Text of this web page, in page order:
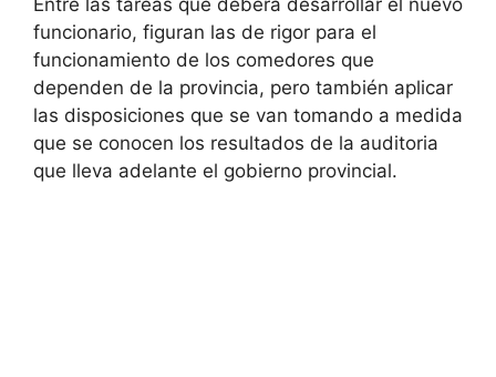
Entre las tareas que deberá desarrollar el nuevo
funcionario, figuran las de rigor para el
funcionamiento de los comedores que
dependen de la provincia, pero también aplicar
las disposiciones que se van tomando a medida
que se conocen los resultados de la auditoria
que lleva adelante el gobierno provincial.